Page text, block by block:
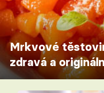
Mrkvové
zdravá a